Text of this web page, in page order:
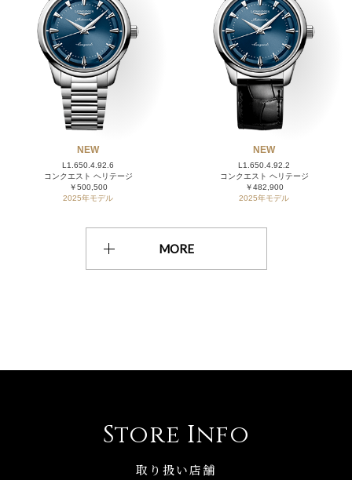
NEW
L1.650.4.92.6
コンクエスト ヘリテージ
￥500,500
2025年モデル
NEW
L1.650.4.92.2
コンクエスト ヘリテージ
￥482,900
2025年モデル
MORE
Store Info
取り扱い店舗